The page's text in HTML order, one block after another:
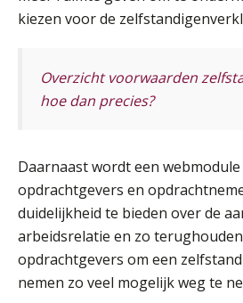
kiezen voor de
Overzicht voorwaarden
hoe dan precies?
Daarnaast wordt een
opdrachtgevers en
duidelijkheid te bieden over de
arbeidsrelatie en zo
opdrachtgevers om een
nemen zo veel mogelijk weg te
26
AUG
MOCuitgevers
27
AUG
MOCuitgevers
AUG
MOCuitgevers
28
AUG
Opfriscursus VPS
Markus Verbeek
31